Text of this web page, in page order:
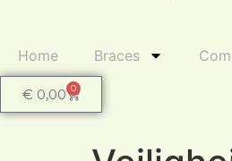
Home Braces
€ 0,00 0